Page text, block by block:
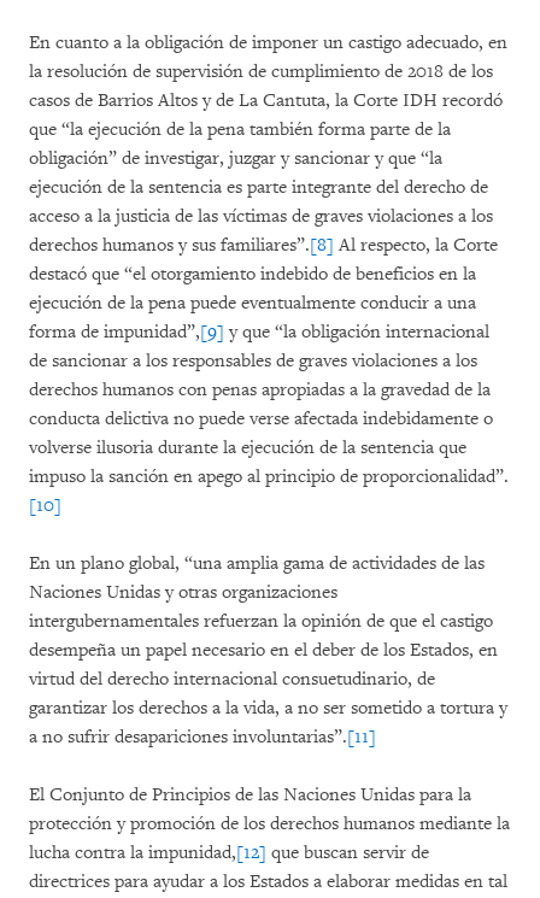
En cuanto a la obligación de imponer un castigo adecuado, en
la resolución de supervisión de cumplimiento de 2018 de los
casos de Barrios Altos y de La Cantuta, la Corte IDH recordó
que “la ejecución de la pena también forma parte de la
obligación” de investigar, juzgar y sancionar y que “la
ejecución de la sentencia es parte integrante del derecho de
acceso a la justicia de las víctimas de graves violaciones a los
derechos humanos y sus familiares”.[8] Al respecto, la Corte
destacó que “el otorgamiento indebido de beneficios en la
ejecución de la pena puede eventualmente conducir a una
forma de impunidad”,[9] y que “la obligación internacional
de sancionar a los responsables de graves violaciones a los
derechos humanos con penas apropiadas a la gravedad de la
conducta delictiva no puede verse afectada indebidamente o
volverse ilusoria durante la ejecución de la sentencia que
impuso la sanción en apego al principio de proporcionalidad”.
[10]
En un plano global, “una amplia gama de actividades de las
Naciones Unidas y otras organizaciones
intergubernamentales refuerzan la opinión de que el castigo
desempeña un papel necesario en el deber de los Estados, en
virtud del derecho internacional consuetudinario, de
garantizar los derechos a la vida, a no ser sometido a tortura y
a no sufrir desapariciones involuntarias”.[11]
El Conjunto de Principios de las Naciones Unidas para la
protección y promoción de los derechos humanos mediante la
lucha contra la impunidad,[12] que buscan servir de
directrices para ayudar a los Estados a elaborar medidas en tal